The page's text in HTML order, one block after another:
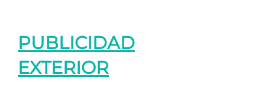
PUBLICIDAD
EXTERIOR